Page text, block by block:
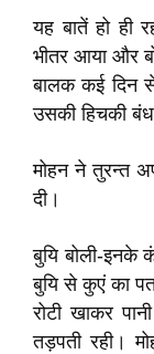
यह बातें हो ही
भीतर आया और
बालक कई दिन
उसकी हिचकी
मोहन ने तुरन्त
दी।
बुयि बोली-
बुयि से कुएं का
रोटी खाकर
तड़पती रही।